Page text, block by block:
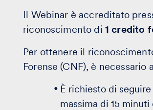
Il Webinar è accreditato
riconoscimento di 1 credito
Per ottenere il
Forense (CNF), è
È richiesto di
massima di 15 minuti